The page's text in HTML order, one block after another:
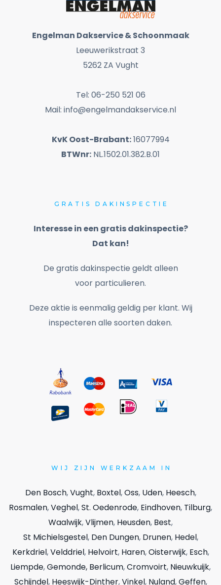
Engelman Dakservice & Schoonmaak
Leeuwerikstraat 3
5262 ZA Vught
Tel: 06-250 521 06
Mail: info@engelmandakservice.nl
KvK Oost-Brabant:16077994
BTWnr: NL.1502.01.382.B.01
GRATIS DAKINSPECTIE
Interesse in een gratis dakinspectie?
Dat kan!
De gratis dakinspectie geldt alleen
voor particulieren.
Deze aktie is eenmalig geldig per klant. Wij
inspecteren alle soorten daken.
WIJ ZIJN WERKZAAM IN
Den Bosch,Vught, Boxtel,Oss, Uden, Heesch,
Rosmalen,Veghel,St. Oedenrode, Eindhoven, Tilburg,
Waalwijk,Vlijmen, Heusden, Best,
St Michielsgestel, Den Dungen, Drunen, Hedel,
Kerkdriel,Velddriel, Helvoirt, Haren,Oisterwijk, Esch,
Liempde,Gemonde, Berlicum,Cromvoirt, Nieuwkuijk,
Schijndel, Heeswijk-Dinther,Vinkel, Nuland,Geffen,